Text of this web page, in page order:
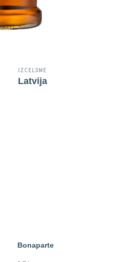
IZCELSME
Latvija
Bonaparte